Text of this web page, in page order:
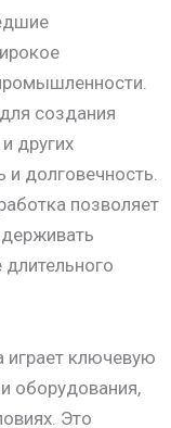
создания
других
долговечность.
позволяет
длительного
играет ключевую
оборудования,
Это